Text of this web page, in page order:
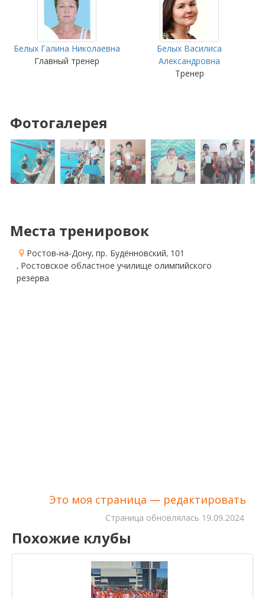
Белых Галина Николаевна
Главный тренер
Белых Василиса
Александровна
Тренер
Фотогалерея
Места тренировок
Ростов-на-Дону, пр. Будённовский, 101
, Ростовское областное училище олимпийского
резерва
Это моя страница — редактировать
Cтраница обновлялась 19.09.2024
Похожие клубы